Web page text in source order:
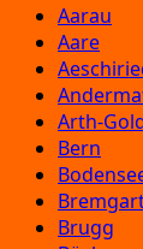
Aarau
Aare
Arth-
Bern
Brugg